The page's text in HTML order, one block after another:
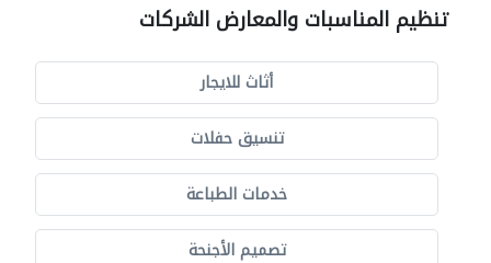
تنظيم المناسبات والمعارض الشركات
أثاث للايجار
تنسيق حفلات
خدمات الطباعة
تصميم الأجنحة